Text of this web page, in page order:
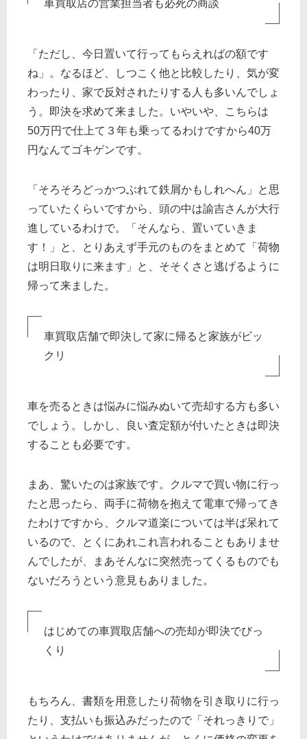
車買取店の営業担当者も必死の商談
「ただし、今日置いて行ってもらえればの額です
ね」。なるほど、しつこく他と比較したり、気が変
わったり、家で反対されたりする人も多いんでしょ
う。即決を求めて来ました。いやいや、こちらは
50万円で仕上て３年も乗ってるわけですから40万
円なんてゴキゲンです。
「そろそろどっかつぶれて鉄屑かもしれへん」と思
っていたくらいですから、頭の中は諭吉さんが大行
進しているわけで。「そんなら、置いていきま
す！」と、とりあえず手元のものをまとめて「荷物
は明日取りに来ます」と、そそくさと逃げるように
帰って来ました。
車買取店舗で即決して家に帰ると家族がビッ
クリ
車を売るときは悩みに悩みぬいて売却する方も多い
でしょう。しかし、良い査定額が付いたときは即決
することも必要です。
まあ、驚いたのは家族です。クルマで買い物に行っ
たと思ったら、両手に荷物を抱えて電車で帰ってき
たわけですから、クルマ道楽については半ば呆れて
いるので、とくにあれこれ言われることもありませ
んでしたが、まあそんなに突然売ってくるものでも
ないだろうという意見もありました。
はじめての車買取店舗への売却が即決でびっ
くり
もちろん、書類を用意したり荷物を引き取りに行っ
たり、支払いも振込みだったので「それっきりで」